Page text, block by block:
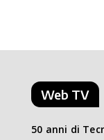
Web TV
50 anni di